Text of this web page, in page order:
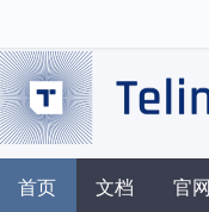
首页 文档 官网